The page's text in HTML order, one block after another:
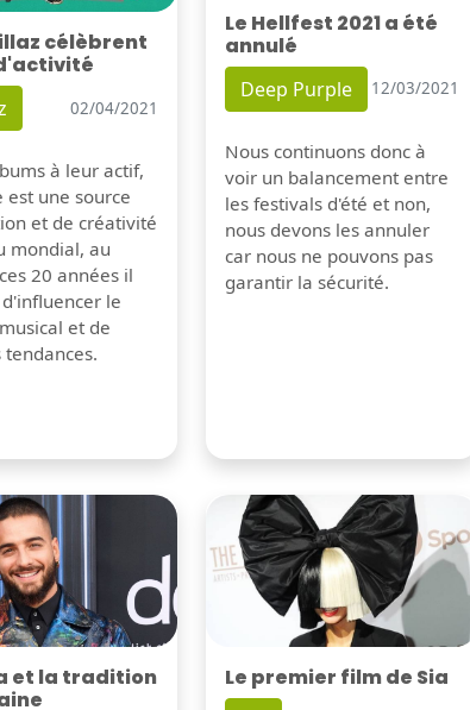
célèbrent
02/04/2021
à leur actif,
est une source
et de créativité
mondial, au
20 années il
d'influencer le
et de
tendances.
Le Hellfest 2021 a été
annulé
Deep Purple 12/03/2021
Nous continuons donc à
voir un balancement entre
les festivals d'été et non,
nous devons les annuler
car nous ne pouvons pas
garantir la sécurité.
et la tradition
Le premier film de Sia